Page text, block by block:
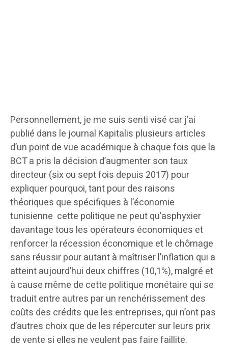
Personnellement, je me suis senti visé car j’ai
publié dans le journal Kapitalis plusieurs articles
d’un point de vue académique à chaque fois que la
BCT a pris la décision d’augmenter son taux
directeur (six ou sept fois depuis 2017) pour
expliquer pourquoi, tant pour des raisons
théoriques que spécifiques à l’économie
tunisienne cette politique ne peut qu’asphyxier
davantage tous les opérateurs économiques et
renforcer la récession économique et le chômage
sans réussir pour autant à maîtriser l’inflation qui a
atteint aujourd’hui deux chiffres (10,1%), malgré et
à cause même de cette politique monétaire qui se
traduit entre autres par un renchérissement des
coûts des crédits que les entreprises, qui n’ont pas
d’autres choix que de les répercuter sur leurs prix
de vente si elles ne veulent pas faire faillite.